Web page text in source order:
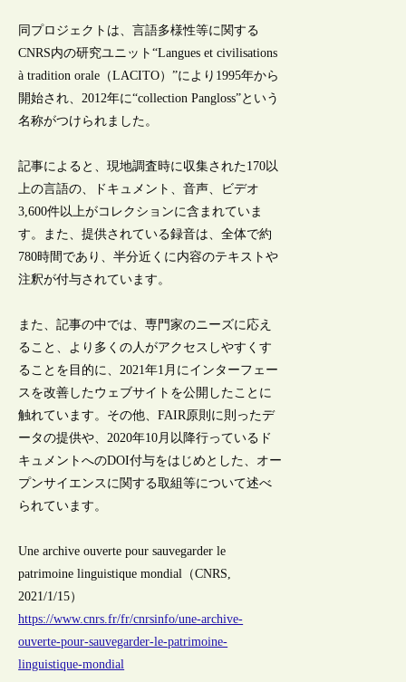
同プロジェクトは、言語多様性等に関する
CNRS内の研究ユニット“Langues et civilisations
à tradition orale（LACITO）”により1995年から
開始され、2012年に“collection Pangloss”という
名称がつけられました。
記事によると、現地調査時に収集された170以
上の言語の、ドキュメント、音声、ビデオ
3,600件以上がコレクションに含まれていま
す。また、提供されている録音は、全体で約
780時間であり、半分近くに内容のテキストや
注釈が付与されています。
また、記事の中では、専門家のニーズに応え
ること、より多くの人がアクセスしやすくす
ることを目的に、2021年1月にインターフェー
スを改善したウェブサイトを公開したことに
触れています。その他、FAIR原則に則ったデ
ータの提供や、2020年10月以降行っているド
キュメントへのDOI付与をはじめとした、オー
プンサイエンスに関する取組等について述べ
られています。
Une archive ouverte pour sauvegarder le
patrimoine linguistique mondial（CNRS,
2021/1/15）
https://www.cnrs.fr/fr/cnrsinfo/une-archive-
ouverte-pour-sauvegarder-le-patrimoine-
linguistique-mondial